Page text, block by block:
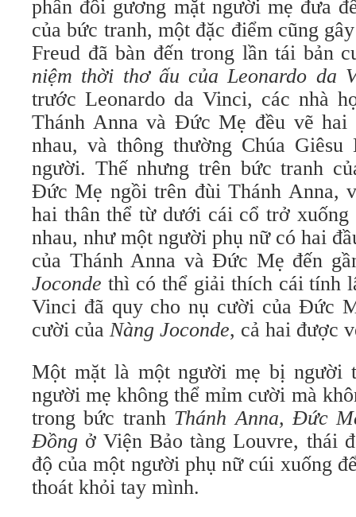
phân đôi gương mặt người mẹ đưa
của bức tranh, một đặc điểm cũng
Freud đã bàn đến trong lần tái bản
niệm thời thơ ấu của Leonardo da
trước Leonardo da Vinci, các nhà
Thánh Anna và Đức Mẹ đều vẽ hai
nhau, và thông thường Chúa
người. Thế nhưng trên bức tranh
Đức Mẹ ngồi trên đùi Thánh Anna,
hai thân thể từ dưới cái cổ trở
nhau, như một người phụ nữ có hai
của Thánh Anna và Đức Mẹ đến
Joconde thì có thể giải thích cái tính
Vinci đã quy cho nụ cười của Đức
cười của Nàng Joconde, cả hai được
Một mặt là một người mẹ bị người
người mẹ không thể mỉm cười mà
trong bức tranh Thánh Anna, Đức
Đồng ở Viện Bảo tàng Louvre, thái
độ của một người phụ nữ cúi xuống
thoát khỏi tay mình.